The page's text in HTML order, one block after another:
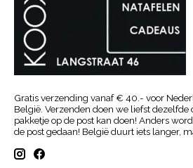
Gratis verzending vanaf € 40.- voor
België. Verzenden doen we liefst dezelfde
pakketje op de post kan doen! Anders
de post gedaan! België duurt iets langer,